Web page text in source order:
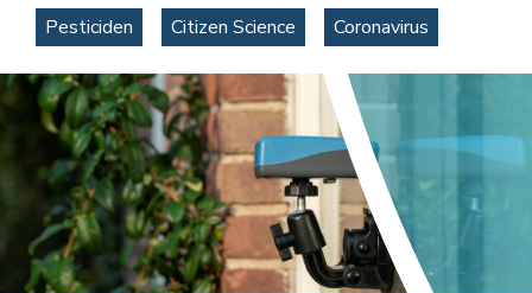
Pesticiden Citizen Science Coronavirus